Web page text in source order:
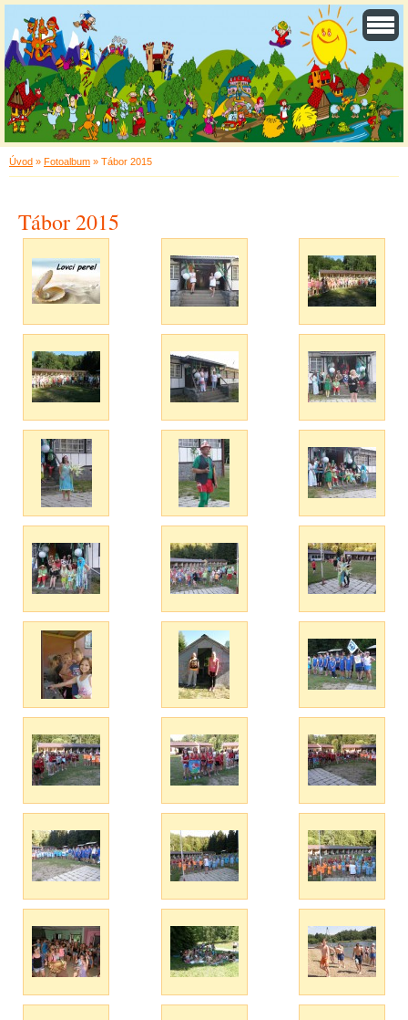
Úvod » Fotoalbum » Tábor 2015
Tábor 2015